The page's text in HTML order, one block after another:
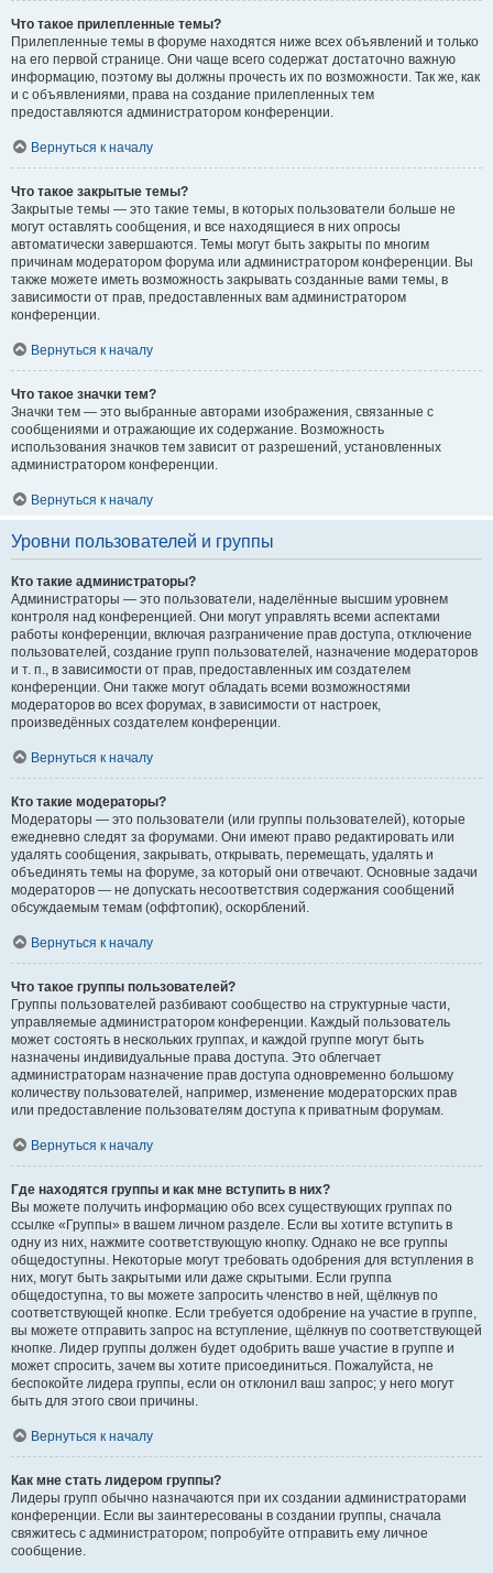
Что такое прилепленные темы?
Прилепленные темы в форуме находятся ниже всех объявлений и только
на его первой странице. Они чаще всего содержат достаточно важную
информацию, поэтому вы должны прочесть их по возможности. Так же, как
и с объявлениями, права на создание прилепленных тем
предоставляются администратором конференции.
Вернуться к началу
Что такое закрытые темы?
Закрытые темы — это такие темы, в которых пользователи больше не
могут оставлять сообщения, и все находящиеся в них опросы
автоматически завершаются. Темы могут быть закрыты по многим
причинам модератором форума или администратором конференции. Вы
также можете иметь возможность закрывать созданные вами темы, в
зависимости от прав, предоставленных вам администратором
конференции.
Вернуться к началу
Что такое значки тем?
Значки тем — это выбранные авторами изображения, связанные с
сообщениями и отражающие их содержание. Возможность
использования значков тем зависит от разрешений, установленных
администратором конференции.
Вернуться к началу
Уровни пользователей и группы
Кто такие администраторы?
Администраторы — это пользователи, наделённые высшим уровнем
контроля над конференцией. Они могут управлять всеми аспектами
работы конференции, включая разграничение прав доступа, отключение
пользователей, создание групп пользователей, назначение модераторов
и т. п., в зависимости от прав, предоставленных им создателем
конференции. Они также могут обладать всеми возможностями
модераторов во всех форумах, в зависимости от настроек,
произведённых создателем конференции.
Вернуться к началу
Кто такие модераторы?
Модераторы — это пользователи (или группы пользователей), которые
ежедневно следят за форумами. Они имеют право редактировать или
удалять сообщения, закрывать, открывать, перемещать, удалять и
объединять темы на форуме, за который они отвечают. Основные задачи
модераторов — не допускать несоответствия содержания сообщений
обсуждаемым темам (оффтопик), оскорблений.
Вернуться к началу
Что такое группы пользователей?
Группы пользователей разбивают сообщество на структурные части,
управляемые администратором конференции. Каждый пользователь
может состоять в нескольких группах, и каждой группе могут быть
назначены индивидуальные права доступа. Это облегчает
администраторам назначение прав доступа одновременно большому
количеству пользователей, например, изменение модераторских прав
или предоставление пользователям доступа к приватным форумам.
Вернуться к началу
Где находятся группы и как мне вступить в них?
Вы можете получить информацию обо всех существующих группах по
ссылке «Группы» в вашем личном разделе. Если вы хотите вступить в
одну из них, нажмите соответствующую кнопку. Однако не все группы
общедоступны. Некоторые могут требовать одобрения для вступления в
них, могут быть закрытыми или даже скрытыми. Если группа
общедоступна, то вы можете запросить членство в ней, щёлкнув по
соответствующей кнопке. Если требуется одобрение на участие в группе,
вы можете отправить запрос на вступление, щёлкнув по соответствующей
кнопке. Лидер группы должен будет одобрить ваше участие в группе и
может спросить, зачем вы хотите присоединиться. Пожалуйста, не
беспокойте лидера группы, если он отклонил ваш запрос; у него могут
быть для этого свои причины.
Вернуться к началу
Как мне стать лидером группы?
Лидеры групп обычно назначаются при их создании администраторами
конференции. Если вы заинтересованы в создании группы, сначала
свяжитесь с администратором; попробуйте отправить ему личное
сообщение.